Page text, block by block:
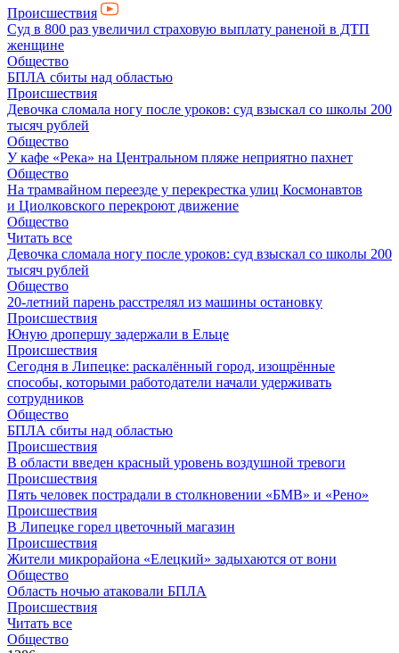
Происшествия
Суд в 800 раз увеличил страховую выплату раненой в ДТП
женщине
Общество
БПЛА сбиты над областью
Происшествия
Девочка сломала ногу после уроков: суд взыскал со школы 200
тысяч рублей
Общество
У кафе «Река» на Центральном пляже неприятно пахнет
Общество
На трамвайном переезде у перекрестка улиц Космонавтов
и Циолковского перекроют движение
Общество
Читать все
Девочка сломала ногу после уроков: суд взыскал со школы 200
тысяч рублей
Общество
20-летний парень расстрелял из машины остановку
Происшествия
Юную дропершу задержали в Ельце
Происшествия
Сегодня в Липецке: раскалённый город, изощрённые
способы, которыми работодатели начали удерживать
сотрудников
Общество
БПЛА сбиты над областью
Происшествия
В области введен красный уровень воздушной тревоги
Происшествия
Пять человек пострадали в столкновении «БМВ» и «Рено»
Происшествия
В Липецке горел цветочный магазин
Происшествия
Жители микрорайона «Елецкий» задыхаются от вони
Общество
Область ночью атаковали БПЛА
Происшествия
Читать все
Общество